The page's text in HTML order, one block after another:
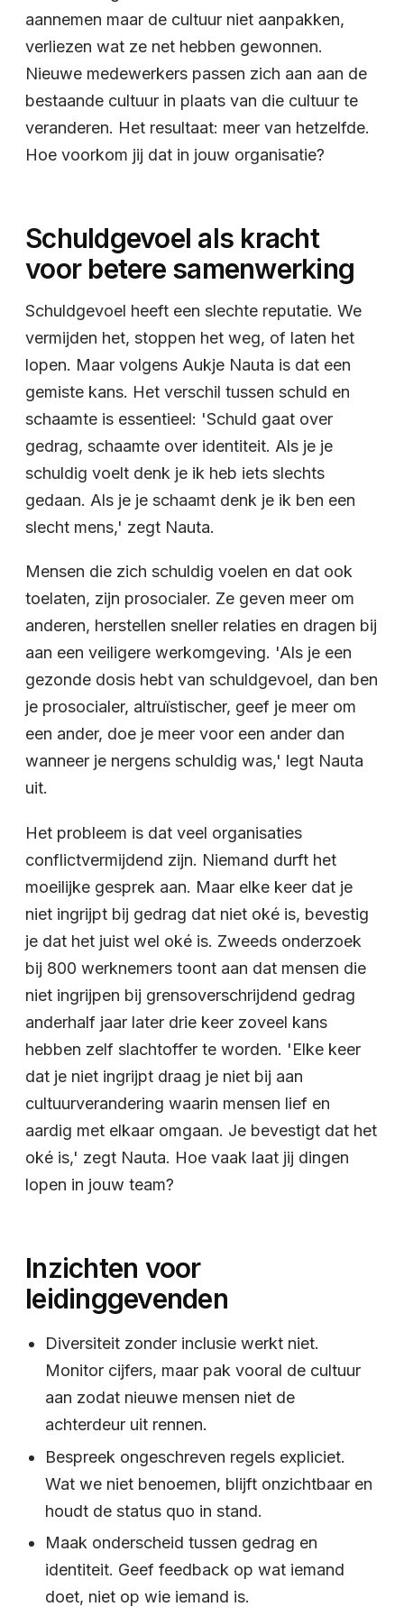
aannemen maar de cultuur niet aanpakken,
verliezen wat ze net hebben gewonnen.
Nieuwe medewerkers passen zich aan aan de
bestaande cultuur in plaats van die cultuur te
veranderen. Het resultaat: meer van hetzelfde.
Hoe voorkom jij dat in jouw organisatie?
Schuldgevoel als kracht
voor betere samenwerking
Schuldgevoel heeft een slechte reputatie. We
vermijden het, stoppen het weg, of laten het
lopen. Maar volgens Aukje Nauta is dat een
gemiste kans. Het verschil tussen schuld en
schaamte is essentieel: 'Schuld gaat over
gedrag, schaamte over identiteit. Als je je
schuldig voelt denk je ik heb iets slechts
gedaan. Als je je schaamt denk je ik ben een
slecht mens,' zegt Nauta.
Mensen die zich schuldig voelen en dat ook
toelaten, zijn prosocialer. Ze geven meer om
anderen, herstellen sneller relaties en dragen bij
aan een veiligere werkomgeving. 'Als je een
gezonde dosis hebt van schuldgevoel, dan ben
je prosocialer, altruïstischer, geef je meer om
een ander, doe je meer voor een ander dan
wanneer je nergens schuldig was,' legt Nauta
uit.
Het probleem is dat veel organisaties
conflictvermijdend zijn. Niemand durft het
moeilijke gesprek aan. Maar elke keer dat je
niet ingrijpt bij gedrag dat niet oké is, bevestig
je dat het juist wel oké is. Zweeds onderzoek
bij 800 werknemers toont aan dat mensen die
niet ingrijpen bij grensoverschrijdend gedrag
anderhalf jaar later drie keer zoveel kans
hebben zelf slachtoffer te worden. 'Elke keer
dat je niet ingrijpt draag je niet bij aan
cultuurverandering waarin mensen lief en
aardig met elkaar omgaan. Je bevestigt dat het
oké is,' zegt Nauta. Hoe vaak laat jij dingen
lopen in jouw team?
Inzichten voor
leidinggevenden
Diversiteit zonder inclusie werkt niet.
Monitor cijfers, maar pak vooral de cultuur
aan zodat nieuwe mensen niet de
achterdeur uit rennen.
Bespreek ongeschreven regels expliciet.
Wat we niet benoemen, blijft onzichtbaar en
houdt de status quo in stand.
Maak onderscheid tussen gedrag en
identiteit. Geef feedback op wat iemand
doet, niet op wie iemand is.